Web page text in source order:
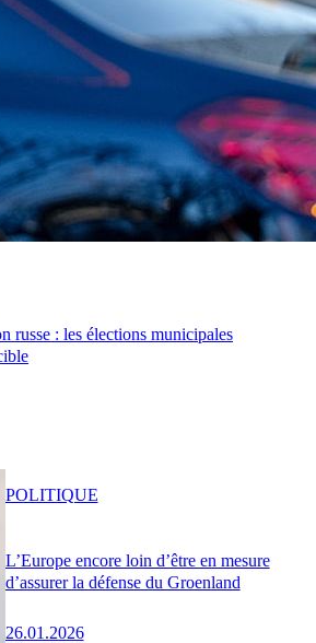
russe : les élections municipales
L’Europe encore loin d’être en mesure
d’assurer la défense du Groenland
26.01.2026
POLITIQUE